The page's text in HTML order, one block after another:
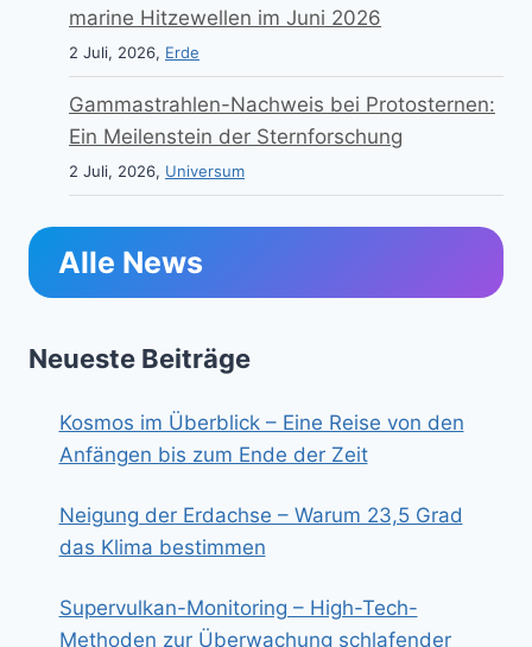
marine Hitzewellen im Juni 2026
2 Juli, 2026, Erde
Gammastrahlen-Nachweis bei Protosternen:
Ein Meilenstein der Sternforschung
2 Juli, 2026, Universum
Alle News
Neueste Beiträge
Kosmos im Überblick – Eine Reise von den
Anfängen bis zum Ende der Zeit
Neigung der Erdachse – Warum 23,5 Grad
das Klima bestimmen
Supervulkan-Monitoring – High-Tech-
Methoden zur Überwachung schlafender